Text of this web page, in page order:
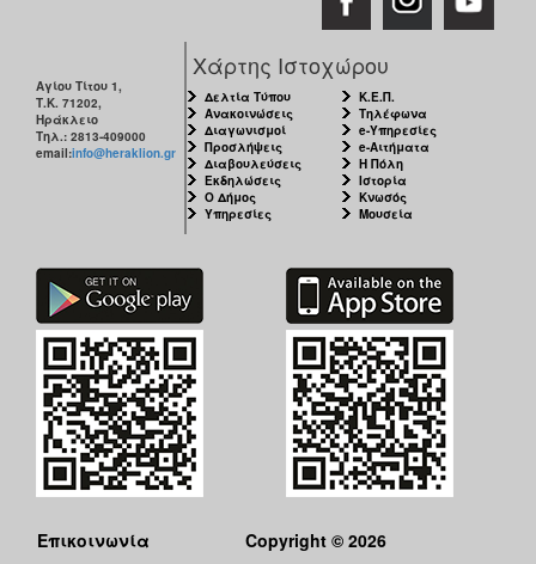
Αγίου Τίτου 1,
Τ.Κ. 71202,
Ηράκλειο
Τηλ.: 2813-409000
email:info@heraklion.gr
Χάρτης Ιστοχώρου
Δελτία Τύπου
Ανακοινώσεις
Διαγωνισμοί
Προσλήψεις
Διαβουλεύσεις
Εκδηλώσεις
Ο Δήμος
Υπηρεσίες
Κ.Ε.Π.
Τηλέφωνα
e-Υπηρεσίες
e-Αιτήματα
Η Πόλη
Ιστορία
Κνωσός
Μουσεία
Επικοινωνία Copyright © 2026